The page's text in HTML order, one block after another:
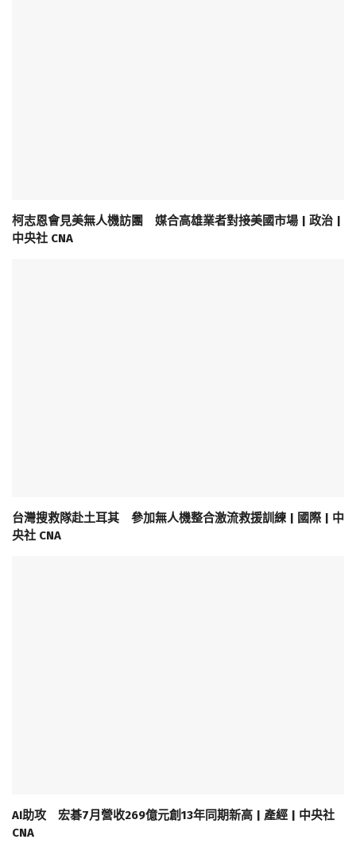
柯志恩會見美無人機訪團 媒合高雄業者對接美國市場 | 政治 |
中央社 CNA
台灣搜救隊赴土耳其 參加無人機整合激流救援訓練 | 國際 | 中
央社 CNA
AI助攻 宏碁7月營收269億元創13年同期新高 | 產經 | 中央社
CNA